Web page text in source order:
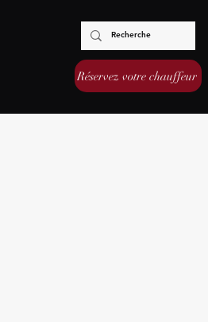
Réservez votre chauffeur